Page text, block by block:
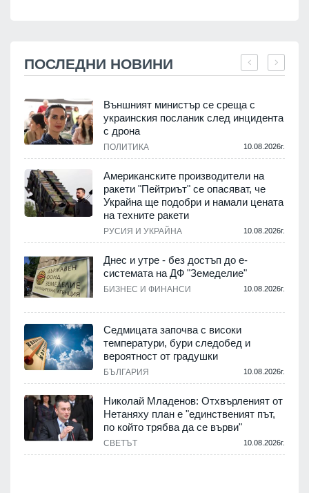
ПОСЛЕДНИ НОВИНИ
Външният министър се среща с
украинския посланик след инцидента
с дрона
ПОЛИТИКА 10.08.2026г.
Американските производители на
ракети "Пейтриът" се опасяват, че
Украйна ще подобри и намали цената
на техните ракети
РУСИЯ И УКРАЙНА 10.08.2026г.
Днес и утре - без достъп до е-
системата на ДФ "Земеделие"
БИЗНЕС И ФИНАНСИ 10.08.2026г.
Седмицата започва с високи
температури, бури следобед и
вероятност от градушки
БЪЛГАРИЯ 10.08.2026г.
Николай Младенов: Отхвърленият от
Нетаняху план е "единственият път,
по който трябва да се върви"
СВЕТЪТ 10.08.2026г.